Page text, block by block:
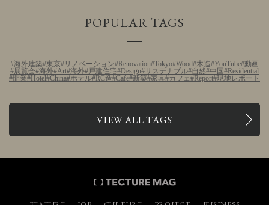
POPULAR TAGS
海外建築 東京 リノベーション Renovation Tokyo Wood 木造 YouTube 動画
展覧会 海外 Art 海外 戸建住宅 Design サステナブル 自然 中国 Residential
開業 Hotel China ホテル RC造 Cafe 新築 家具 カフェ Report 現地レポート
VIEW ALL TAGS